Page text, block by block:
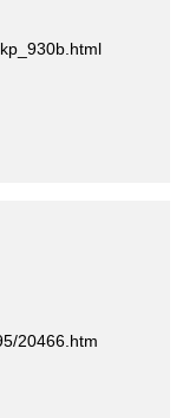
20466.htm